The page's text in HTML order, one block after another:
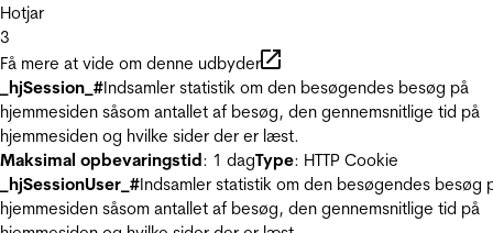
Hotjar
3
Få mere at vide om denne udbyder
_hjSession_#Indsamler statistik om den besøgendes besøg på
hjemmesiden såsom antallet af besøg, den gennemsnitlige tid på
hjemmesiden og hvilke sider der er læst.
Maksimal opbevaringstid: 1 dagType: HTTP Cookie
_hjSessionUser_#Indsamler statistik om den besøgendes besøg
hjemmesiden såsom antallet af besøg, den gennemsnitlige tid på